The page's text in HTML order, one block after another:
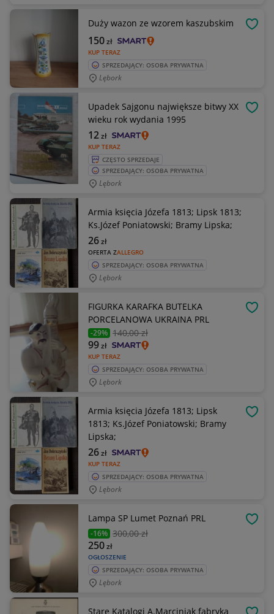
Duży wazon ze wzorem kaszubskim
KUP TERAZ
150zł
SPRZEDAJĄCY: OSOBA PRYWATNA
Lębork
Upadek Sajgonu największe bitwy XX
wieku rok wydania 1995
KUP TERAZ
12zł
CZĘSTO SPRZEDAJE
SPRZEDAJĄCY: OSOBA PRYWATNA
Lębork
Armia księcia Józefa 1813; Lipsk 1813;
Ks.Józef Poniatowski; Bramy Lipska;
OFERTA ZALLEGRO
26zł
SPRZEDAJĄCY: OSOBA PRYWATNA
Lębork
FIGURKA KARAFKA BUTELKA
PORCELANOWA UKRAINA PRL
-29% 140,00 zł
KUP TERAZ
99zł
SPRZEDAJĄCY: OSOBA PRYWATNA
Lębork
Armia księcia Józefa 1813; Lipsk
1813; Ks.Józef Poniatowski; Bramy
Lipska;
KUP TERAZ
26zł
SPRZEDAJĄCY: OSOBA PRYWATNA
Lębork
Lampa SP Lumet Poznań PRL
-16% 300,00 zł
OGŁOSZENIE
250zł
SPRZEDAJĄCY: OSOBA PRYWATNA
Lębork
Stare Katalogi A.Marciniak fabryka